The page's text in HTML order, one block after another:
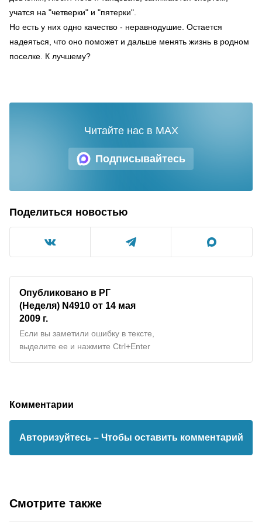
учатся на "четверки" и "пятерки".
Но есть у них одно качество - неравнодушие. Остается
надеяться, что оно поможет и дальше менять жизнь в родном
поселке. К лучшему?
Подписывайтесь
Читайте нас в MAX
Поделиться новостью
Опубликовано в РГ
(Неделя) N4910 от 14 мая
2009 г.
Если вы заметили ошибку в тексте,
выделите ее и нажмите Ctrl+Enter
Комментарии
Авторизуйтесь – Чтобы оставить комментарий
Смотрите также